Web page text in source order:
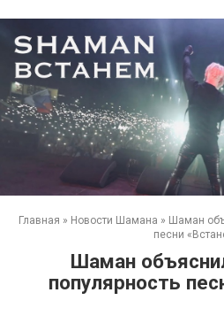
Главная » Новости Шамана » Шаман
песни
Шаман
популярность